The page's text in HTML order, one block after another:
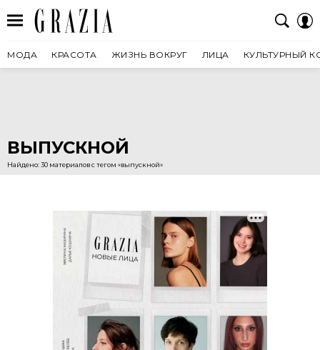
МОДА КРАСОТА ЖИЗНЬ ВОКРУГ ЛИЦА КУЛЬТУРНЫЙ
ВЫПУСКНОЙ
Найдено: 30 материалов с тегом «выпускной»